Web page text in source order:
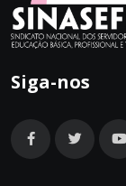
Siga-nos